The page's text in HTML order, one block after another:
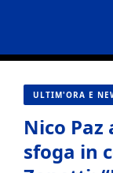
contenuto
ULTIM'ORA E
Nico Paz
sfoga in